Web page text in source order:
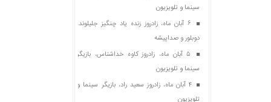
سینما و تلویزیون
۶ آبان ماه، زادروز زنده یاد چنگیز جلیلوند،
دوبلور و صداپیشه
۵ آبان ماه، زادروز کاوه خداشناس، بازیگر
سینما و تلویزیون
۴ آبان ماه، زادروز سعید راد، بازیگر سینما و
تلویزیون